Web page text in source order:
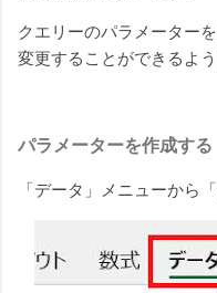
クエリーのパラメーター
変更することができるよう
パラメーターを作成する
「データ」メニューから